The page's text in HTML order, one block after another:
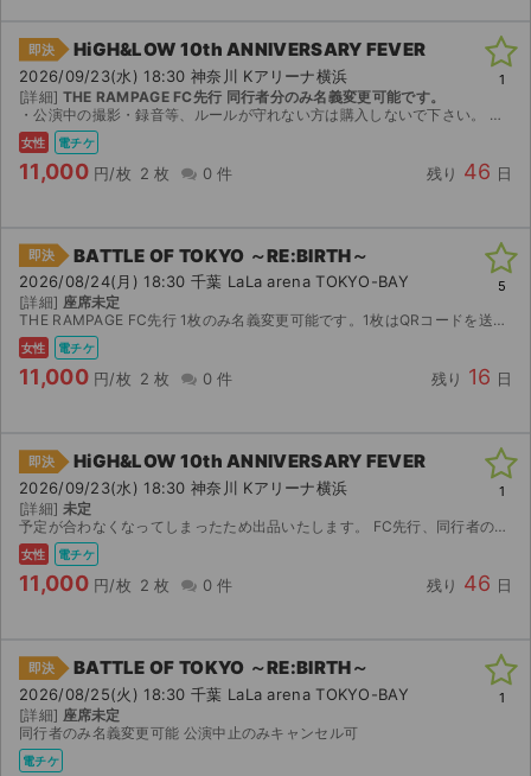
即決 HiGH&LOW 10th ANNIVERSARY FEVER
2026/09/23(水) 18:30 神奈川 Kアリーナ横浜
[詳細] THE RAMPAGE FC先行 同行者分のみ名義変更可能です。
・公演中の撮影・録音等、ルールが守れない方は購入しないで下さい。 ・代理購入はしないで下さい。必ず取引されるご本人がご購入下さい。 ・同行者分はticketbookで分配しますのでご購入後、...
女性 電チケ
11,000 円/枚 2 枚 0 件 残り 46 日
1
即決 BATTLE OF TOKYO ～RE:BIRTH～
2026/08/24(月) 18:30 千葉 LaLa arena TOKYO-BAY
[詳細] 座席未定
THE RAMPAGE FC先行 1枚のみ名義変更可能です。1枚はQRコードを送信します。ランダムエラー対応不可です。 アプグレではありません。 重複なし
女性 電チケ
11,000 円/枚 2 枚 0 件 残り 16 日
5
即決 HiGH&LOW 10th ANNIVERSARY FEVER
2026/09/23(水) 18:30 神奈川 Kアリーナ横浜
[詳細] 未定
予定が合わなくなってしまったため出品いたします。 FC先行、同行者のみ名義変更可能です。 公演が中止となった場合のみ、手数料を差し引いた金額を返金いたします。 取引確定後のキャンセルはお受けで...
女性 電チケ
11,000 円/枚 2 枚 0 件 残り 46 日
1
即決 BATTLE OF TOKYO ～RE:BIRTH～
2026/08/25(火) 18:30 千葉 LaLa arena TOKYO-BAY
[詳細] 座席未定
同行者のみ名義変更可能 公演中止のみキャンセル可
電チケ
1